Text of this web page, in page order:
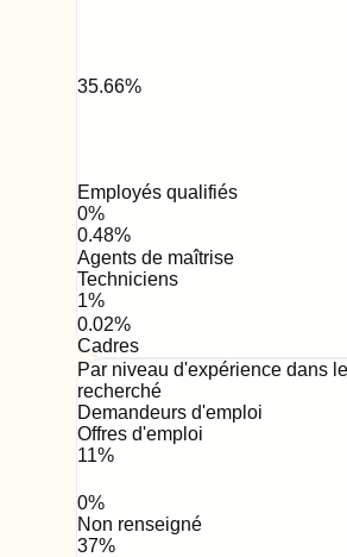
35.66%
Employés qualifiés
0%
0.48%
Agents de maîtrise
Techniciens
1%
0.02%
Cadres
Par niveau d'expérience dans
recherché
Demandeurs d'emploi
Offres d'emploi
11%
0%
Non renseigné
37%